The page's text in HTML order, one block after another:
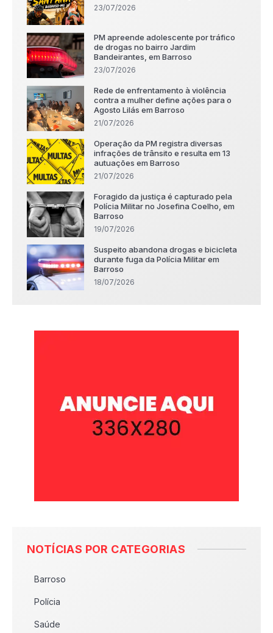
23/07/2026
PM apreende adolescente por tráfico
de drogas no bairro Jardim
Bandeirantes, em Barroso
23/07/2026
Rede de enfrentamento à violência
contra a mulher define ações para o
Agosto Lilás em Barroso
21/07/2026
Operação da PM registra diversas
infrações de trânsito e resulta em 13
autuações em Barroso
21/07/2026
Foragido da justiça é capturado pela
Polícia Militar no Josefina Coelho, em
Barroso
19/07/2026
Suspeito abandona drogas e bicicleta
durante fuga da Polícia Militar em
Barroso
18/07/2026
NOTÍCIAS POR CATEGORIAS
Barroso
Polícia
Saúde